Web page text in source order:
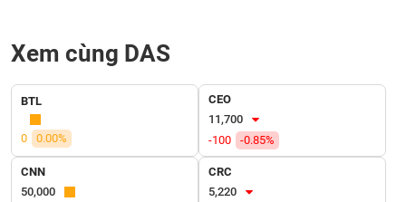
Xem cùng DAS
BTL
0 0.00%
CEO
11,700
-100
-0.85%
CNN
50,000
CRC
5,220
DỊCH
VỤ
THÔNG